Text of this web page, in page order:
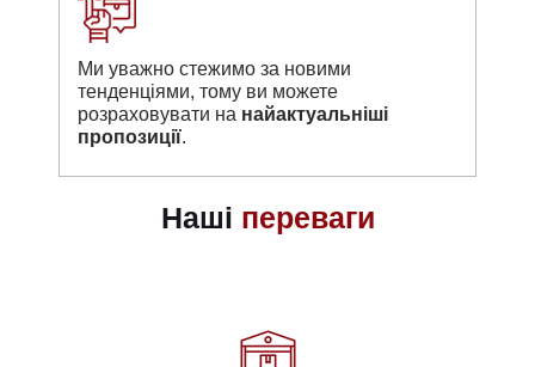
Ми уважно стежимо за новими
тенденціями, тому ви можете
розраховувати на найактуальніші
пропозиції.
Наші переваги